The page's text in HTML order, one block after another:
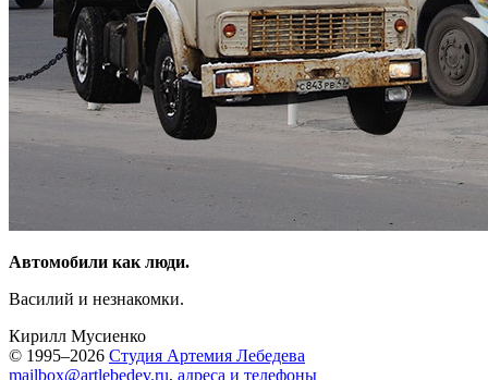
Автомобили как люди.
Василий и незнакомки.
Кирилл Мусиенко
© 1995–2026 Студия Артемия Лебедева
mailbox@artlebedev.ru, адреса и телефоны